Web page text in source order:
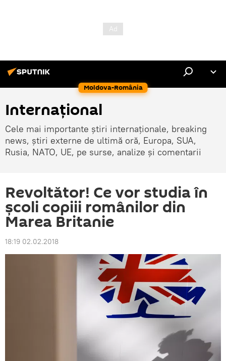
Moldova-România
Internaţional
Cele mai importante știri internaționale, breaking
news, știri externe de ultimă oră, Europa, SUA,
Rusia, NATO, UE, pe surse, analize și comentarii
Revoltător! Ce vor studia în
şcoli copiii românilor din
Marea Britanie
18:19 02.02.2018